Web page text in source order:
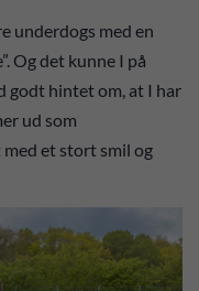
underdogs med en
Og det kunne I på
godt hintet om, at I har
ud som
et stort smil og